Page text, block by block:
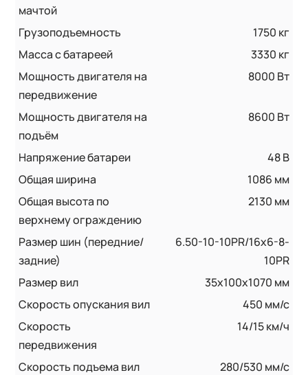
мачтой
Грузоподъемность
1750 кг
Масса с батареей
3330 кг
Мощность двигателя на
передвижение
8000 Вт
Мощность двигателя на
подъём
8600 Вт
Напряжение батареи
48 B
Общая ширина
1086 мм
Общая высота по
верхнему ограждению
2130 мм
Размер шин (передние/
задние)
6.50-10-10PR/16x6-8-
10PR
Размер вил
35x100x1070 мм
Скорость опускания вил
450 мм/с
Скорость
передвижения
14/15 км/ч
Скорость подъема вил
280/530 мм/с